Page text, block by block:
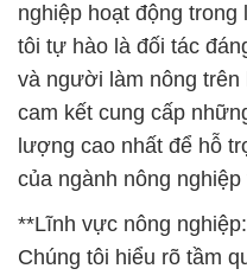
nghiệp hoạt động
tôi tự hào là đối tác
và người làm nông
cam kết cung cấp
lượng cao nhất để hỗ
của ngành nông
**Lĩnh vực nông
Chúng tôi hiểu rõ tầm